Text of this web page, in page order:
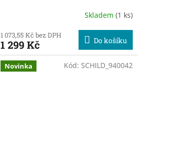
Skladem (1 ks)
1 073,55 Kč bez DPH
1 299 Kč Do košíku
Novinka Kód: SCHILD_940042